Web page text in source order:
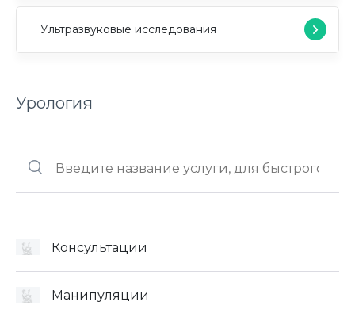
Ультразвуковые исследования
Урология
Консультации
Манипуляции